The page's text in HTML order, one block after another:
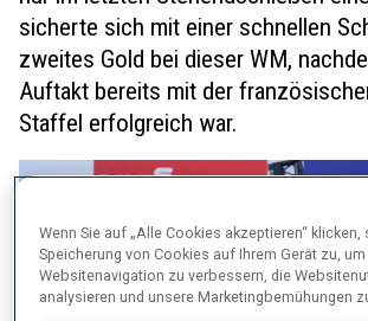
sicherte sich mit einer schnellen
zweites Gold bei dieser WM,
Auftakt bereits mit der
Staffel erfolgreich war.
Wenn Sie auf „Alle Cookies akzeptieren“ klicken,
Speicherung von Cookies auf Ihrem Gerät zu,
Websitenavigation zu verbessern, die
analysieren und unsere Marketingbemühungen